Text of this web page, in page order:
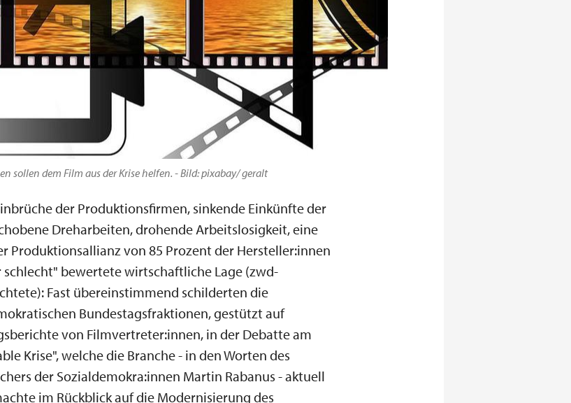
sollen dem Film aus der Krise helfen. - Bild: pixabay/ geralt
der Produktionsfirmen, sinkende Einkünfte der
Dreharbeiten, drohende Arbeitslosigkeit, eine
Produktionsallianz von 85 Prozent der Hersteller:innen
schlecht" bewertete wirtschaftliche Lage (zwd-
Fast übereinstimmend schilderten die
Bundestagsfraktionen, gestützt auf
von Filmvertreter:innen, in der Debatte am
Krise", welche die Branche - in den Worten des
der Sozialdemokra:innen Martin Rabanus - aktuell
im Rückblick auf die Modernisierung des